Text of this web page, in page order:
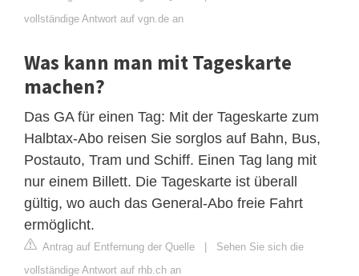
vollständige Antwort auf vgn.de an
Was kann man mit Tageskarte
machen?
Das GA für einen Tag: Mit der Tageskarte zum
Halbtax-Abo reisen Sie sorglos auf Bahn, Bus,
Postauto, Tram und Schiff. Einen Tag lang mit
nur einem Billett. Die Tageskarte ist überall
gültig, wo auch das General-Abo freie Fahrt
ermöglicht.
Antrag auf Entfernung der Quelle | Sehen Sie sich die
vollständige Antwort auf rhb.ch an